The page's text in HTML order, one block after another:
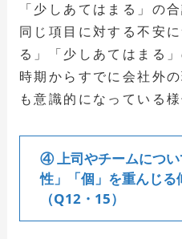
「少しあてはまる」の
同じ項目に対する不安
る」「少しあてはまる
時期からすでに会社外
も意識的になっている
④ 上司やチームにつ
性」「個」を重んじる
（Q12・15）